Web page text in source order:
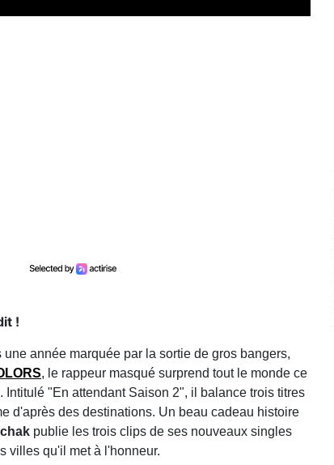
!
année marquée par la sortie de gros bangers,
, le rappeur masqué surprend tout le monde ce
"En attendant Saison 2", il balance trois titres
d'après des destinations. Un beau cadeau histoire
publie les trois clips de ses nouveaux singles
villes qu'il met à l'honneur.